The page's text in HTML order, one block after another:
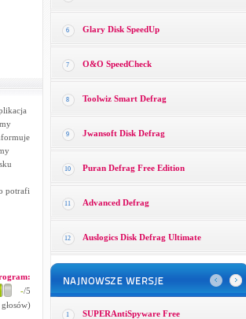
potrafi
-/5
głosów)
6 Glary Disk SpeedUp
7 O&O SpeedCheck
8 Toolwiz Smart Defrag
9 Jwansoft Disk Defrag
10 Puran Defrag Free Edition
11 Advanced Defrag
12 Auslogics Disk Defrag Ultimate
1 SUPERAntiSpyware Free